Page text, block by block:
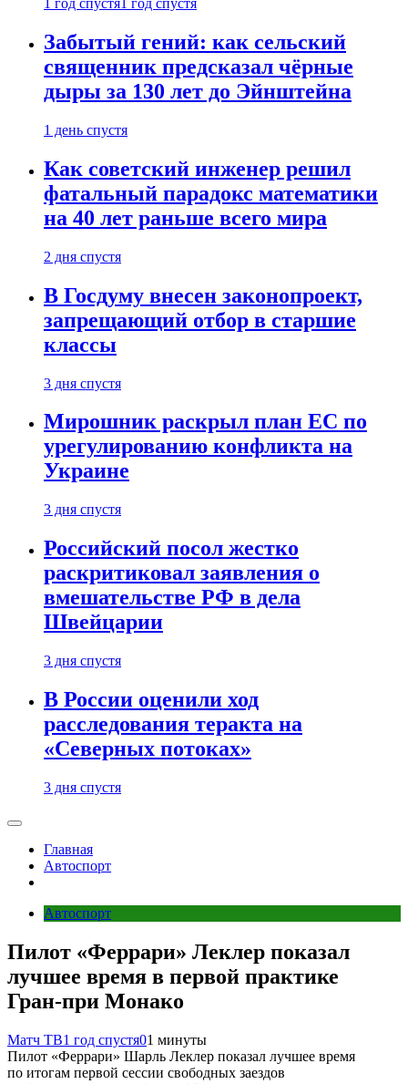
1 год спустя 1 год спустя
Забытый гений: как сельский
священник предсказал чёрные
дыры за 130 лет до Эйнштейна
1 день спустя
Как советский инженер решил
фатальный парадокс математики
на 40 лет раньше всего мира
2 дня спустя
В Госдуму внесен законопроект,
запрещающий отбор в старшие
классы
3 дня спустя
Мирошник раскрыл план ЕС по
урегулированию конфликта на
Украине
3 дня спустя
Российский посол жестко
раскритиковал заявления о
вмешательстве РФ в дела
Швейцарии
3 дня спустя
В России оценили ход
расследования теракта на
«Северных потоках»
3 дня спустя
Главная
Автоспорт
Автоспорт
Пилот «Феррари» Леклер показал
лучшее время в первой практике
Гран‑при Монако
Матч ТВ1 год спустя01 минуты
Пилот «Феррари» Шарль Леклер показал лучшее время
по итогам первой сессии свободных заездов